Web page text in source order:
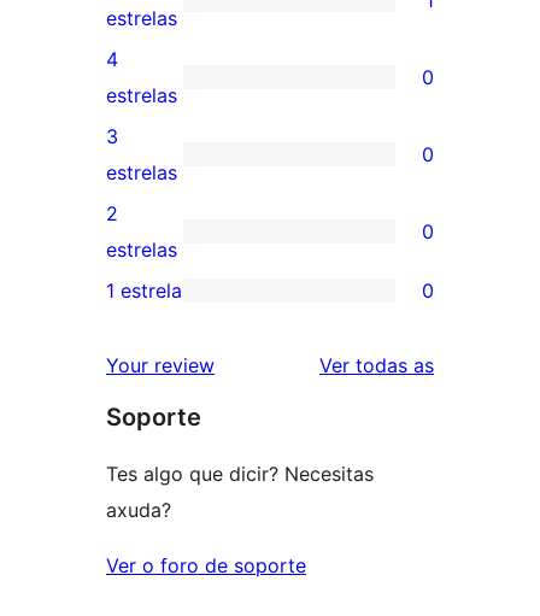
1
valoración
de
5
estrelas
estrelas
0
valoracións
de
4
estrelas
4
estrelas
0
0
valoracións
de
3
3
estrelas
0
0
valoracións
2
2
estrelas
0
de
1
1 estrela 0
Your review Ver todas asvaloracións
Soporte
Tes algo que dicir? Necesitas
axuda?
Ver o foro de soporte